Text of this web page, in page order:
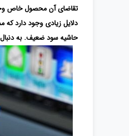
تقاضای آن محصول خاص
دلایل زیادی وجود دارد
حاشیه سود ضعیف. به دنبال